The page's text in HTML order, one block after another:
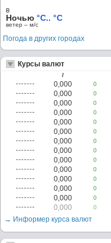
в
Ночью °C.. °C
ветер – м/c
Погода в других городах
Курсы валют
/
0,000 0
0,000
0
0,000
0
0,000
0
0,000
0
0,000
0
0,000
0
0,000
0
0,000
0
0,000
0
0,000
0
0,000
0
0,000
0
0,000
0
→ Информер курса валют